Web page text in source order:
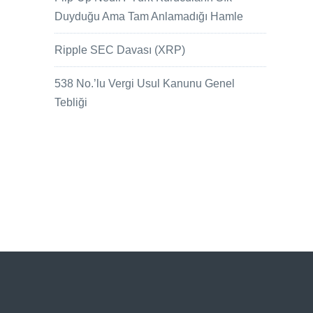
Duyduğu Ama Tam Anlamadığı Hamle
Ripple SEC Davası (XRP)
538 No.’lu Vergi Usul Kanunu Genel
Tebliği